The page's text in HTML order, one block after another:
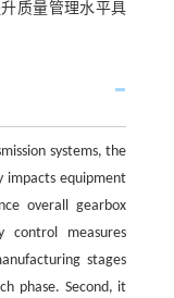
质量管理水平具
systems, the
impacts equipment
overall gearbox
control measures
stages
phase. Second, it